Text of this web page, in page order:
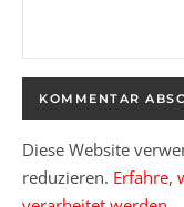
Diese Website
reduzieren. Erfahre,